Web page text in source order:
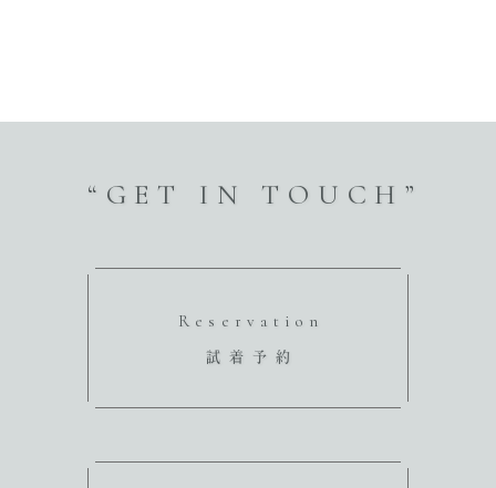
“GET IN TOUCH”
Reservation
試着予約